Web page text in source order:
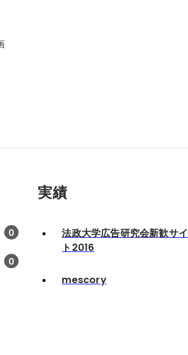
0
0
実績
法政大学広告研究会新歓サイ
ト2016
mescory